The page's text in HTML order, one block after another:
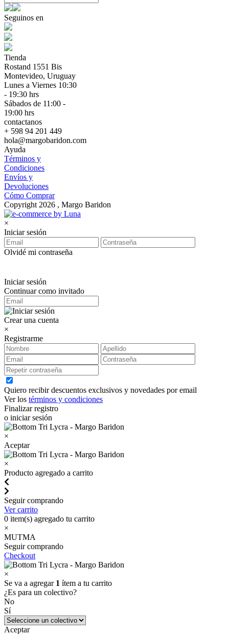
Seguinos en
Tienda
Rostand 1551 Bis
Montevideo, Uruguay
Lunes a Viernes 10:30
- 19:30 hrs
Sábados de 11:00 -
19:00 hrs
contactanos
+ 598 94 201 449
hola@margobaridon.com
Ayuda
Términos y
Condiciones
Envíos y
Devoluciones
Cómo Comprar
Copyright 2026 , Margo Baridon
×
Iniciar sesión
Olvidé mi contraseña
Iniciar sesión
Continuar como invitado
Crear una cuenta
×
Registrarme
Quiero recibir descuentos exclusivos y novedades por email
Ver los términos y condiciones
Finalizar registro
o iniciar sesión
×
Aceptar
×
Producto agregado a carrito
Seguir comprando
Ver carrito
0 item(s) agregado tu carrito
×
MUTMA
Seguir comprando
Checkout
×
Se va a agregar 1 ítem a tu carrito
¿Es para un colectivo?
No
Sí
Aceptar